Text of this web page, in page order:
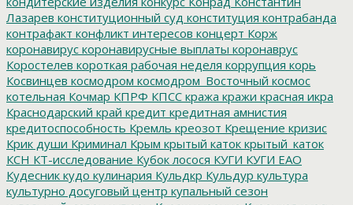
Лазарев конституционный суд конституция контрабанда
контрафакт конфликт интересов концерт Корж
коронавирус коронавирусные выплаты коронаврус
Коростелев короткая рабочая неделя коррупция корь
Косвинцев космодром космодром_Восточный космос
котельная Кочмар КПРФ КПСС кража кражи красная икра
Краснодарский край кредит кредитная амнистия
кредитоспособность Кремль креозот Крещение кризис
Крик души Криминал Крым крытый каток крытый_каток
КСН КТ-исследование Кубок лосося КУГИ КУГИ ЕАО
Кудесник кудо кулинария Кульдкр Кульдур культура
культурно досуговый центр купальный сезон